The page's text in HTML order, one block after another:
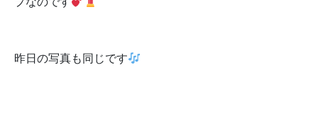
昨日の写真も同じです